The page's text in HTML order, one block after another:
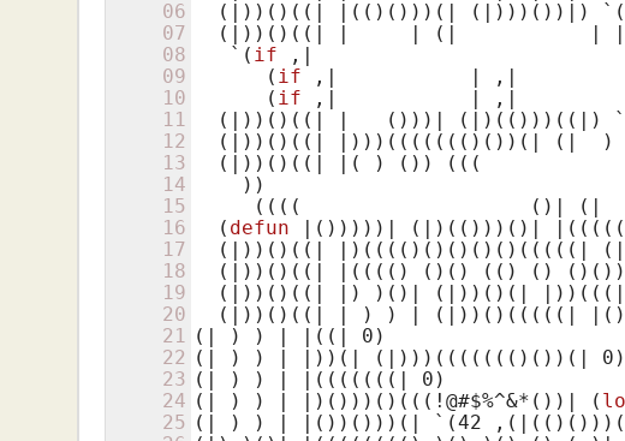
06
07
08
09
10
11
12
13
14
15
16
17
18
19
20
21
22
23
24
25
(|) ) () ((| |(() () )) (| (|) )) () )|) ` (
(|) ) () ((| |     | (|           | |
   `
( if ,|
      (
if ,|           | ,|
( if ,|           | ,|
(|) ) () ((| |   () ))| (|) (() )) ((|) `
(|) ) () ((| |) )) ((((((() () ) (| (|  )
(|) ) () ((| |( ) () )
(((
    )
)
     ((((                   ()
| (|
( defun |() ))))| (|) (() )) () | |
(|) ) () ((| |) (((() () () () () (((((|
(|) ) () ((| |(((() () () (() () () ()
(|) ) () ((| |) ) () | (|) ) () (| |) ) (((|
(|) ) () ((| | ) ) | (|) ) () (((((| |()
(| )
) | | ((| 0)
(| )
) | |)) (| (|) )) ((((((() () ) (| 0)
(| )
) | | (((((((| 0)
(| )
) | |) () )) () (((!@#$%^&*() )| (
(| )
) | | () ) () )) (| `(42 ,(|(() () ))